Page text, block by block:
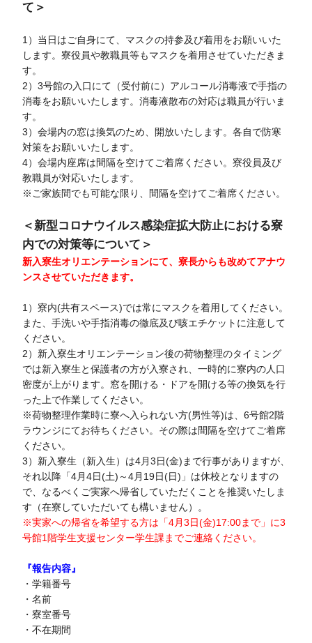
て＞
1）当日はご自身にて、マスクの持参及び着用をお願いいた
します。寮役員や教職員等もマスクを着用させていただきま
す。
2）3号館の入口にて（受付前に）アルコール消毒液で手指の
消毒をお願いいたします。消毒液散布の対応は職員が行いま
す。
3）会場内の窓は換気のため、開放いたします。各自で防寒
対策をお願いいたします。
4）会場内座席は間隔を空けてご着席ください。寮役員及び
教職員が対応いたします。
※ご家族間でも可能な限り、間隔を空けてご着席ください。
＜新型コロナウイルス感染症拡大防止における寮
内での対策等について＞
新入寮生オリエンテーションにて、寮長からも改めてアナウ
ンスさせていただきます。
1）寮内(共有スペース)では常にマスクを着用してください。
また、手洗いや手指消毒の徹底及び咳エチケットに注意して
ください。
2）新入寮生オリエンテーション後の荷物整理のタイミング
では新入寮生と保護者の方が入寮され、一時的に寮内の人口
密度が上がります。窓を開ける・ドアを開ける等の換気を行
った上で作業してください。
※荷物整理作業時に寮へ入られない方(男性等)は、6号館2階
ラウンジにてお待ちください。その際は間隔を空けてご着席
ください。
3）新入寮生（新入生）は4月3日(金)まで行事がありますが、
それ以降「4月4日(土)～4月19日(日)」は休校となりますの
で、なるべくご実家へ帰省していただくことを推奨いたしま
す（在寮していただいても構いません）。
※実家への帰省を希望する方は「4月3日(金)17:00まで」に3
号館1階学生支援センター学生課までご連絡ください。
『報告内容』
・学籍番号
・名前
・寮室番号
・不在期間